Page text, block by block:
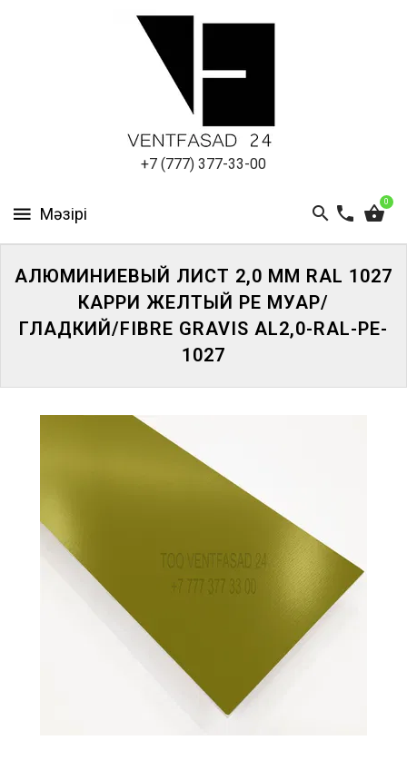
+7 (777) 377-33-00
0
ПАНЕЛИ
АЛЮМИНИЕВЫЙ ЛИСТ 2,0 ММ RAL 1027
КАРРИ ЖЕЛТЫЙ PE МУАР/
ГЛАДКИЙ/FIBRE GRAVIS AL2,0-RAL-PE-
1027